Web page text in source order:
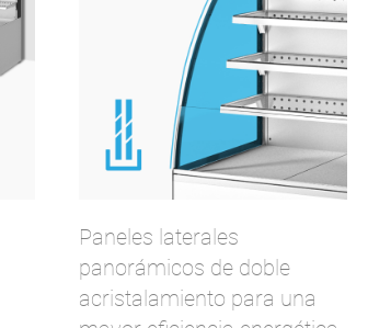
Paneles laterales
panorámicos de doble
acristalamiento para una